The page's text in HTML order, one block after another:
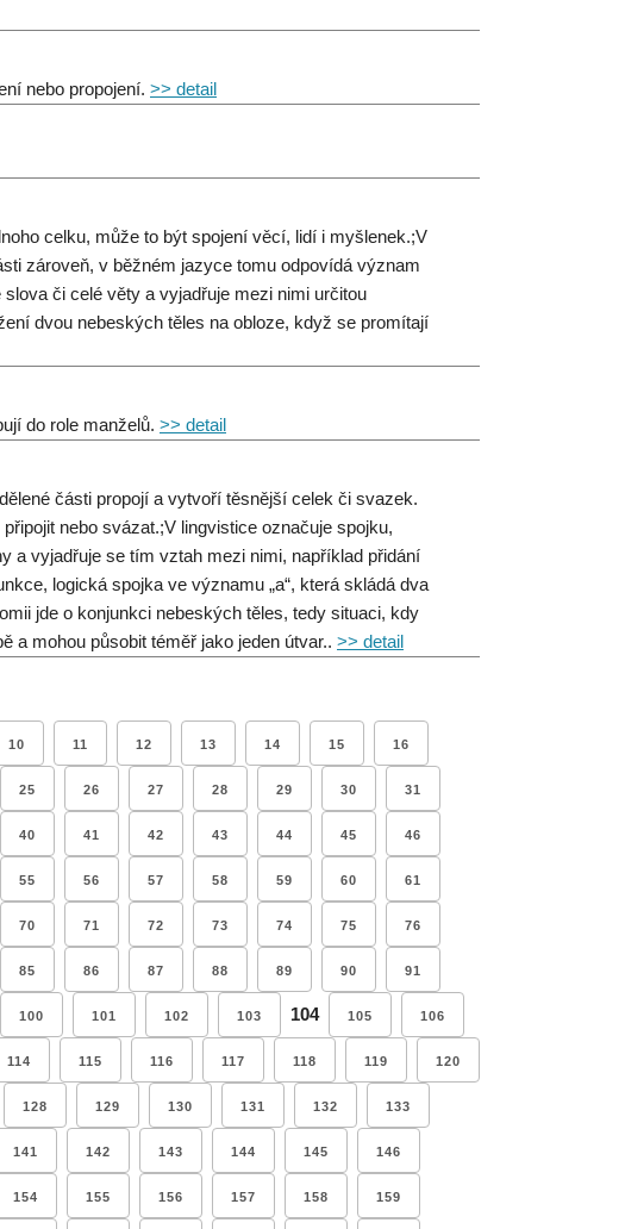
nebo propojení. >> detail
celku, může to být spojení věcí, lidí i myšlenek.;V
zároveň, v běžném jazyce tomu odpovídá význam
či celé věty a vyjadřuje mezi nimi určitou
dvou nebeských těles na obloze, když se promítají
do role manželů. >> detail
části propojí a vytvoří těsnější celek či svazek.
nebo svázat.;V lingvistice označuje spojku,
a vyjadřuje se tím vztah mezi nimi, například přidání
logická spojka ve významu „a“, která skládá dva
jde o konjunkci nebeských těles, tedy situaci, kdy
a mohou působit téměř jako jeden útvar.. >> detail
10 11 12 13 14 15 16
25 26 27 28 29 30 31
40 41 42 43 44 45 46
55 56 57 58 59 60 61
70 71 72 73 74 75 76
85 86 87 88 89 90 91
100 101 102 103 104 105 106
114 115 116 117 118 119 120
128 129 130 131 132 133
141 142 143 144 145 146
154 155 156 157 158 159